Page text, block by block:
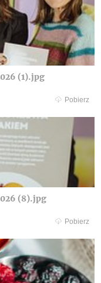
(1).jpg
Pobierz
(8).jpg
Pobierz